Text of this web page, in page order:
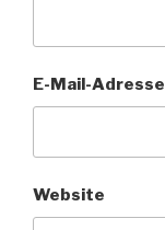
E-Mail-Adresse
Website